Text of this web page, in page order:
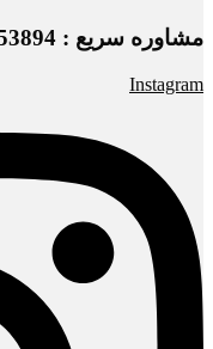
مشاوره سریع : 09125453894
Instagram